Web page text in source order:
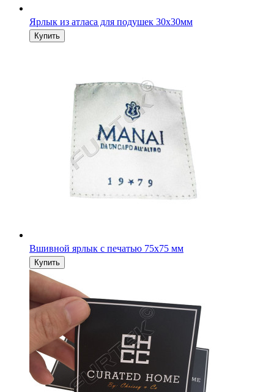
Ярлык из атласа для подушек 30х30мм
Вшивной ярлык с печатью 75х75 мм